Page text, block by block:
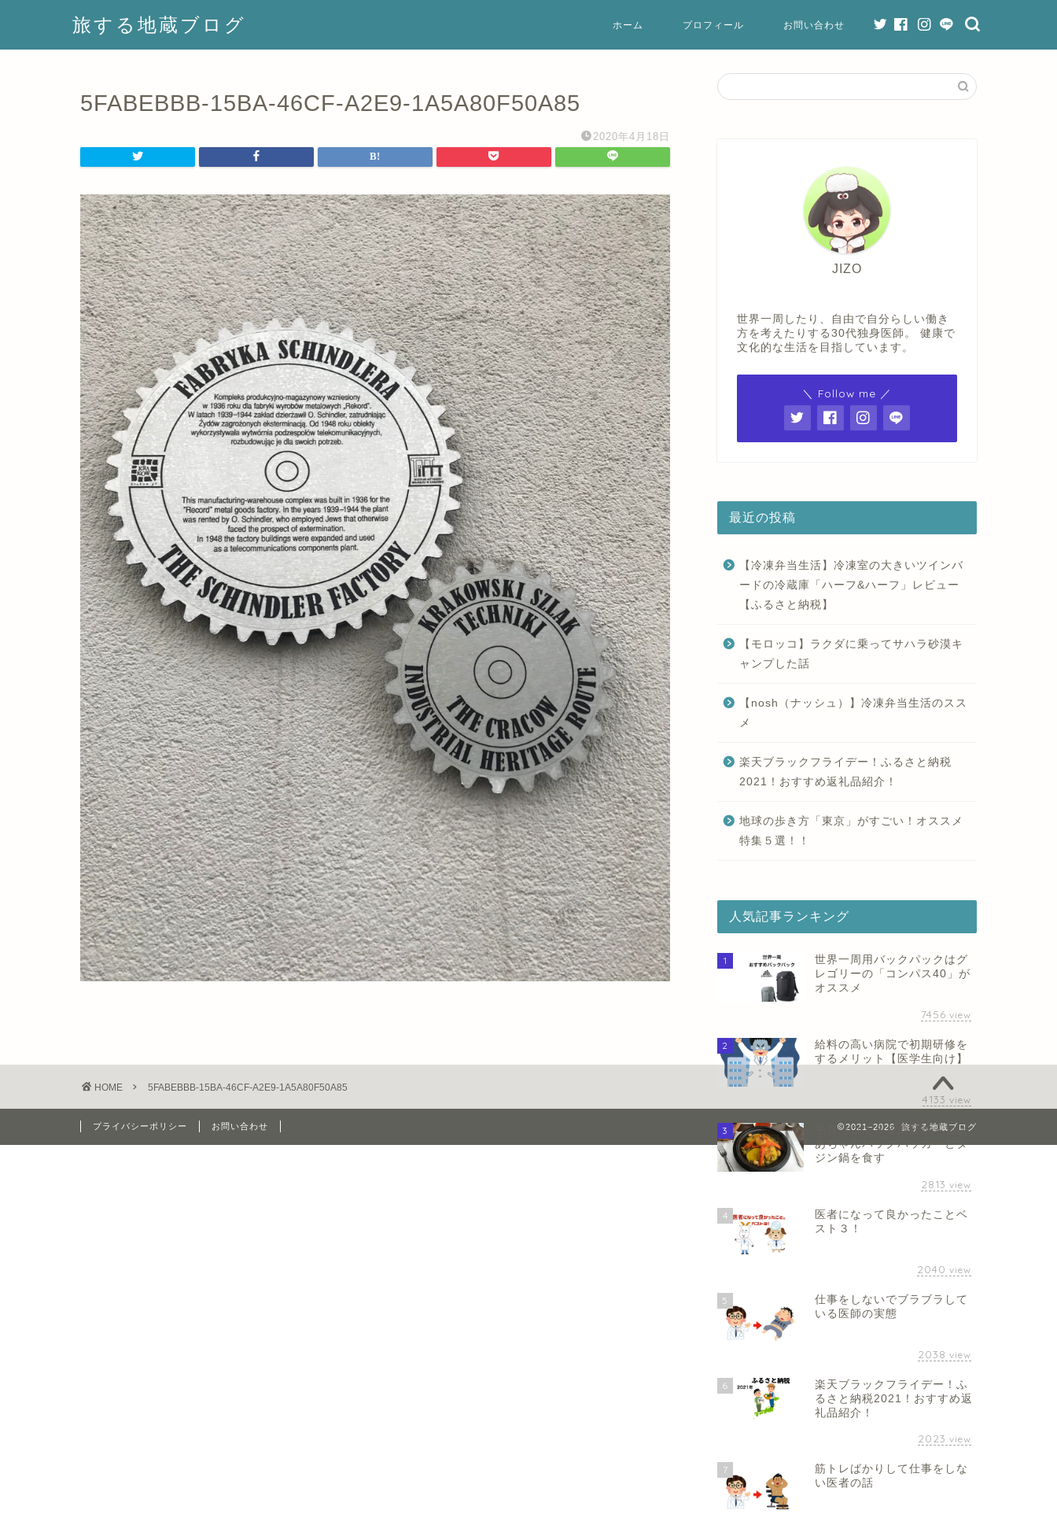
旅する地蔵ブログ ホーム プロフィール お問い合わせ
5FABEBBB-15BA-46CF-A2E9-1A5A80F50A85
2020年4月18日
JIZO
世界一周したり、自由で自分らしい働き
方を考えたりする30代独身医師。 健康で
文化的な生活を目指しています。
＼ Follow me ／
最近の投稿
【冷凍弁当生活】冷凍室の大きいツインバ
ードの冷蔵庫「ハーフ&ハーフ」レビュー
【ふるさと納税】
【モロッコ】ラクダに乗ってサハラ砂漠キ
ャンプした話
【nosh（ナッシュ）】冷凍弁当生活のスス
メ
楽天ブラックフライデー！ふるさと納税
2021！おすすめ返礼品紹介！
地球の歩き方「東京」がすごい！オススメ
特集５選！！
人気記事ランキング
1
世界一周用バックパックはグ
レゴリーの「コンパス40」が
オススメ
7456 view
2
給料の高い病院で初期研修を
するメリット【医学生向け】
4133 view
3
モロッコで８６歳日本人おば
あちゃんバックパッカーとタ
ジン鍋を食す
2813 view
4
医者になって良かったことベ
スト３！
2040 view
5
仕事をしないでブラブラして
いる医師の実態
2038 view
6
楽天ブラックフライデー！ふ
るさと納税2021！おすすめ返
礼品紹介！
2023 view
7
筋トレばかりして仕事をしな
い医者の話
HOME 5FABEBBB-15BA-46CF-A2E9-1A5A80F50A85
プライバシーポリシー お問い合わせ 2021–2026 旅する地蔵ブログ